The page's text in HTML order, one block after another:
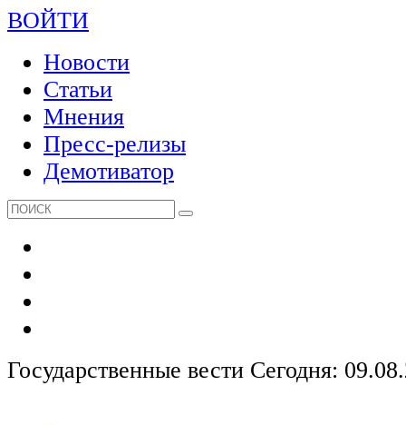
ВОЙТИ
Новости
Статьи
Мнения
Пресс-релизы
Демотиватор
Государственные вести Сегодня: